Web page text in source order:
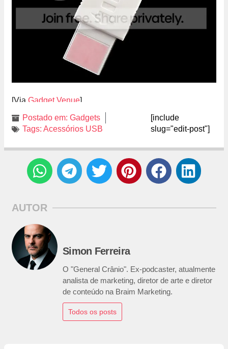
[Via Gadget Venue]
Postado em: Gadgets
Tags: Acessórios USB
[include
slug="edit-post"]
AUTOR
Simon Ferreira
O "General Crânio". Ex-podcaster, atualmente
analista de marketing, diretor de arte e diretor
de conteúdo na Braim Marketing.
Todos os posts